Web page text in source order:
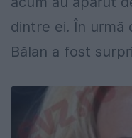
dintre ei. În urmă
Bălan a fost